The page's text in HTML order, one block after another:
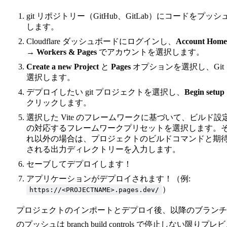
git リポジトリー（GitHub、GitLab）にコードをプッシ
します。
Cloudflare ダッシュボードにログインし、 Account Home
→ Workers & Pages でアカウントを選択します。
Create a new Project と Pages オプションを選択し、Git
選択します。
デプロイしたい git プロジェクトを選択し、 Begin setup
クリックします。
選択した Vite のフレームワークに基づいて、ビルド設
の対応するフレームワークプリセットを選択します。
れ以外の場合は、プロジェクトのビルドコマンドと期
される出力ディレクトリーを入力します。
セーブしてデプロイします！
アプリケーションがデプロイされます！（例:
https://<PROJECTNAME>.pages.dev/ ）
プロジェクトのインポートとデプロイ後、以降のブラン
のプッシュは branch build controls で停止しない限り プレ